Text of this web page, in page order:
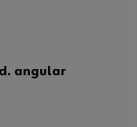
angular